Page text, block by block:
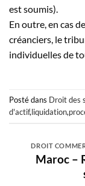
est soumis).
En outre, en cas
créanciers, le
individuelles de
Posté dans Droit des
d'actif,liquidation,
DROIT
Maroc –